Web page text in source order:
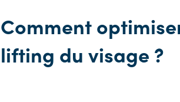
Comment
lifting du visage ?